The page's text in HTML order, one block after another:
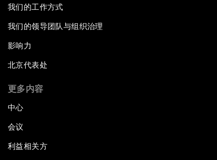
我们的工作方式
我们的领导团队与组织治理
影响力
北京代表处
更多内容
中心
会议
利益相关方